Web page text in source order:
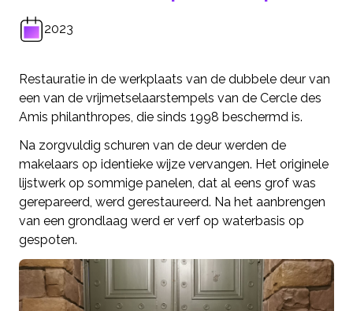
2023
Restauratie in de werkplaats van de dubbele deur van
een van de vrijmetselaarstempels van de Cercle des
Amis philanthropes, die sinds 1998 beschermd is.
Na zorgvuldig schuren van de deur werden de
makelaars op identieke wijze vervangen. Het originele
lijstwerk op sommige panelen, dat al eens grof was
gerepareerd, werd gerestaureerd. Na het aanbrengen
van een grondlaag werd er verf op waterbasis op
gespoten.